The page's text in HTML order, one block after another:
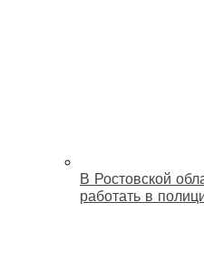
В Ростовской
работать в